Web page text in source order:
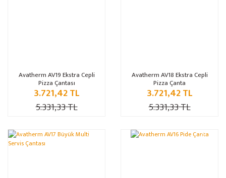
Avatherm AV19 Ekstra Cepli
Pizza Çantası
3.721,42 TL
5.331,33 TL
Avatherm AV18 Ekstra Cepli
Pizza Çanta
3.721,42 TL
5.331,33 TL
%30 %30